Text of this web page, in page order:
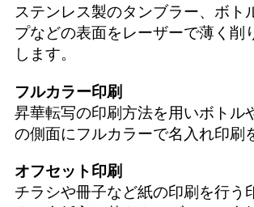
ステンレス製のタンブラー、ボト
プなどの表面をレーザーで薄く削
します。
フルカラー印刷
昇華転写の印刷方法を用いボトル
の側面にフルカラーで名入れ印刷
オフセット印刷
チラシや冊子など紙の印刷を行う